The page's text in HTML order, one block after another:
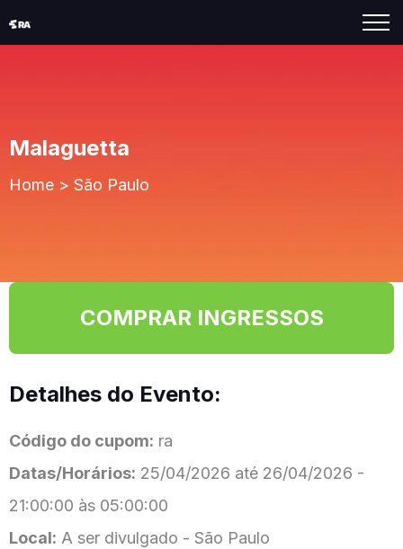
Malaguetta
Home > São Paulo
COMPRAR INGRESSOS
Detalhes do Evento:
Código do cupom: ra
Datas/Horários: 25/04/2026 até 26/04/2026 -
21:00:00 às 05:00:00
Local: A ser divulgado - São Paulo